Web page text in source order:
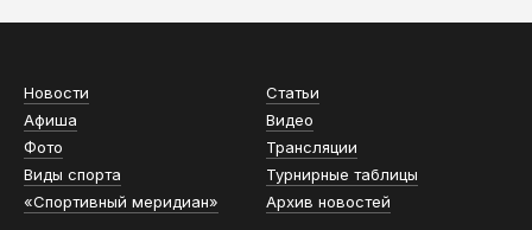
Новости
Статьи
Афиша
Видео
Фото
Трансляции
Виды спорта
Турнирные таблицы
«Спортивный меридиан»
Архив новостей